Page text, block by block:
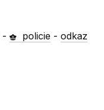
- policie -odkaz